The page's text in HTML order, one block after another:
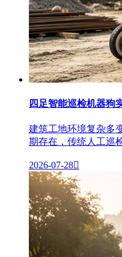
四足智能巡检机器狗
建筑工地环境复杂多
期存在，传统人工巡
2026-07-28